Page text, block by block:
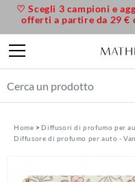
Home
Diffusori di profumo per
Diffusore di profumo per auto -
♡ Scegli 3 campioni e
offerti a partire da 29 €